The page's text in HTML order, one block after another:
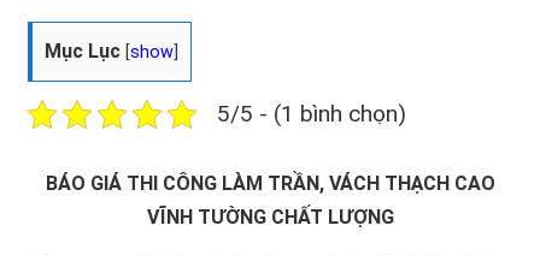
Mục Lục [show
5/5 - (1 bình chọn)
BÁO GIÁ THI CÔNG LÀM TRẦN, VÁCH THẠCH CAO
VĨNH TƯỜNG CHẤT LƯỢNG